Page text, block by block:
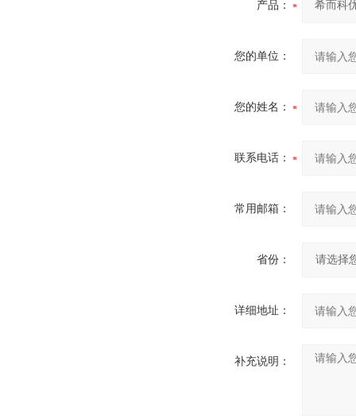
产品：
您的单位：
您的姓名：
联系电话：
常用邮箱：
省份：
详细地址：
补充说明：